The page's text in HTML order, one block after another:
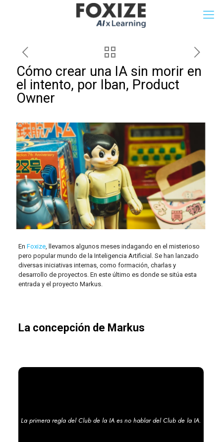
Cómo crear una IA sin morir en
el intento, por Iban, Product
Owner
En Foxize, llevamos algunos meses indagando en el misterioso
pero popular mundo de la Inteligencia Artificial. Se han lanzado
diversas iniciativas internas, como formación, charlas y
desarrollo de proyectos. En este último es donde se sitúa esta
entrada y el proyecto Markus.
La concepción de Markus
La primera regla del Club de la IA es no hablar del Club de la IA.